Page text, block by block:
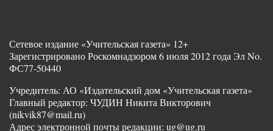
Сетевое издание «Учительская газета» 12+
Зарегистрировано Роскомнадзором 6 июля 2012 года Эл No.
ФС77-50440
Учредитель: АО «Издательский дом «Учительская газета»
Главный редактор: ЧУДИН Никита Викторович
(nikvik87@mail.ru)
Адрес электронной почты редакции: ug@ug.ru